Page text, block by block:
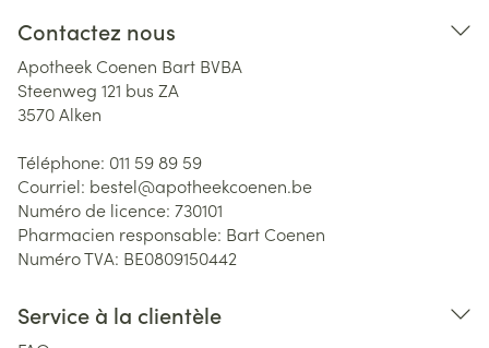
Contactez nous
Apotheek Coenen Bart BVBA
Steenweg 121 bus ZA
3570Alken
Téléphone: 011 59 89 59
Courriel: bestel@apotheekcoenen.be
Numéro de licence: 730101
Pharmacien responsable: Bart Coenen
Numéro TVA: BE0809150442
Service à la clientèle